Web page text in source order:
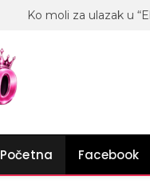
Početna Facebook